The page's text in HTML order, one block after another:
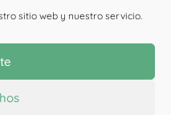
sitio web y nuestro servicio.
Tus fotos